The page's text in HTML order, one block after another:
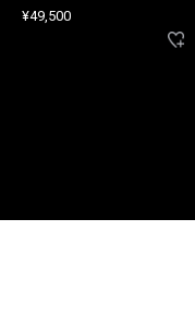
¥49,500